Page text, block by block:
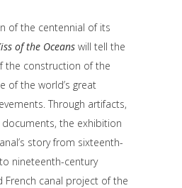
of the centennial of its
of the Oceans will tell the
the construction of the
of the world’s great
Through artifacts,
the exhibition
story from sixteenth-
nineteenth-century
French canal project of the